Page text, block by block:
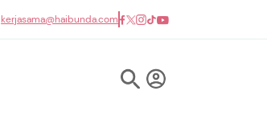
kerjasama@haibunda.com